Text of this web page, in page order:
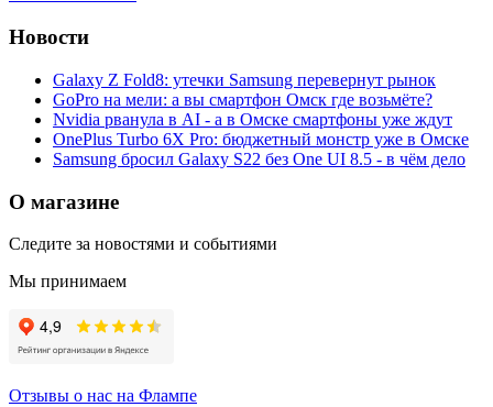
Новости
Galaxy Z Fold8: утечки Samsung перевернут рынок
GoPro на мели: а вы смартфон Омск где возьмёте?
Nvidia рванула в AI - а в Омске смартфоны уже ждут
OnePlus Turbo 6X Pro: бюджетный монстр уже в Омске
Samsung бросил Galaxy S22 без One UI 8.5 - в чём дело
О магазине
Следите за новостями и событиями
Мы принимаем
Отзывы о нас на Флампе